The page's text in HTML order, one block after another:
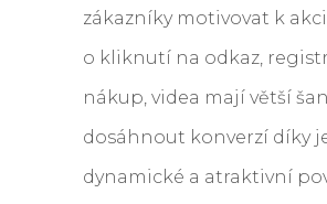
zákazníky motivovat k
o kliknutí na odkaz,
nákup, videa mají větší
dosáhnout konverzí díky
dynamické a atraktivní